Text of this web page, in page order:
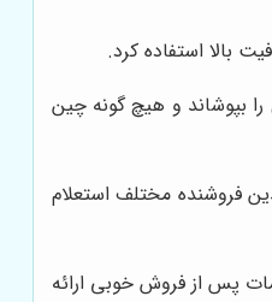
بالا استفاده کرد.
بپوشاند و هیچ گونه چین
فروشنده مختلف استعلام
پس از فروش خوبی ارائه